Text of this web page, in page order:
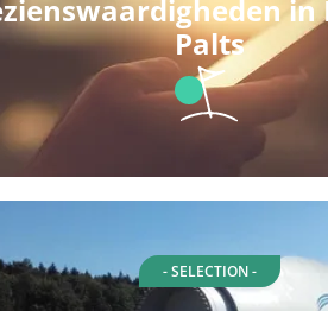
in
Palts
- SELECTION -